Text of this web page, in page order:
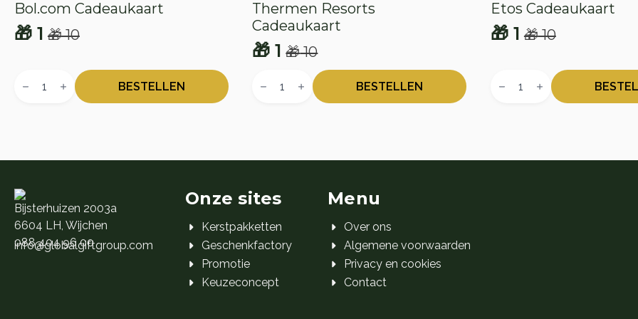
Bol.com Cadeaukaart
🎁10
Oorspronkelijke
was:
🎁 1
Huidige
is:
Cadeaukaart
BESTELLEN
Thermen Resorts
Cadeaukaart
🎁10
Oorspronkelijke
prijs
🎁 1
Huidige
prijs
Resorts
Cadeaukaart
BESTELLEN
Etos Cadeaukaart
🎁10
Oorspronkelijke
was:
🎁1
Huidige
is:
Cadeaukaart
Bijsterhuizen 2003a
6604 LH, Wijchen
088 404 96 00
info@globalgiftgroup.com
Onze sites
Kerstpakketten
Geschenkfactory
Promotie
Keuzeconcept
Menu
Over ons
Algemene voorwaarden
Privacy en cookies
Contact